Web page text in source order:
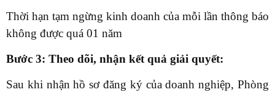
Thời hạn tạm ngừng kinh doanh của mỗi lần thông báo
không được quá 01 năm
Bước 3: Theo dõi, nhận kết quả giải quyết:
Sau khi nhận hồ sơ đăng ký của doanh nghiệp, Phòng